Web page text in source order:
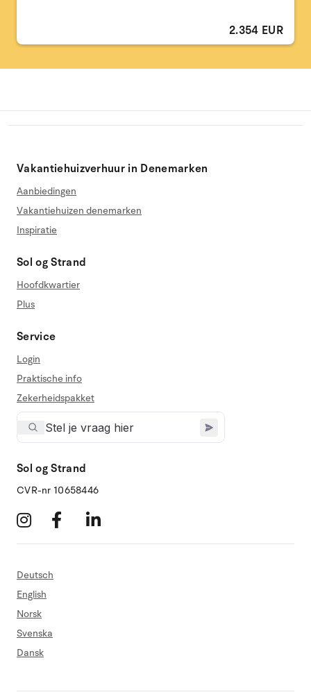
2.354 EUR
Vakantiehuizverhuur in Denemarken
Aanbiedingen
Vakantiehuizen denemarken
Inspiratie
Sol og Strand
Hoofdkwartier
Plus
Service
Login
Praktische info
Zekerheidspakket
Sol og Strand
CVR-nr 10658446
Deutsch
English
Norsk
Svenska
Dansk